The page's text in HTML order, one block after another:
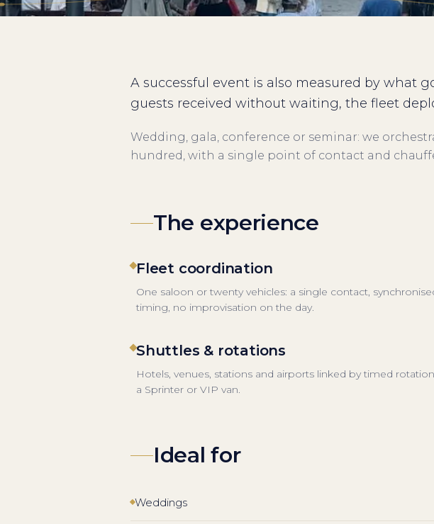
A successful event is also measured by what
guests received without waiting, the fleet
Wedding, gala, conference or seminar: we
hundred, with a single point of contact and
The experience
Fleet coordination
One saloon or twenty vehicles: a single contact,
timing, no improvisation on the day.
Shuttles & rotations
Hotels, venues, stations and airports linked by timed
a Sprinter or VIP van.
Ideal for
Weddings